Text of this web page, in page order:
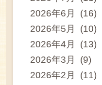
2026年6月 (16)
2026年5月 (10)
2026年4月 (13)
2026年3月 (9)
2026年2月 (11)